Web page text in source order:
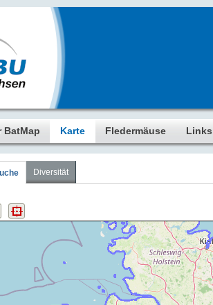
BatMap Karte Fledermäuse Links
Diversität